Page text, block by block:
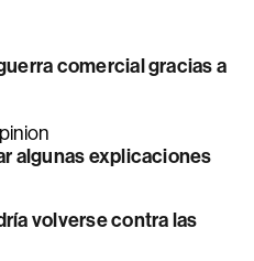
comercial gracias a
algunas explicaciones
volverse contra las